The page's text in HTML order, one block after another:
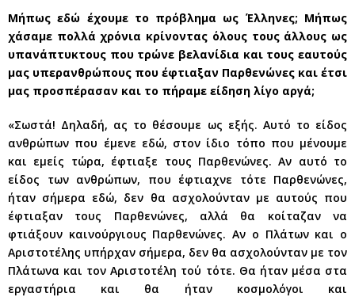
Μήπως εδώ έχουμε το πρόβλημα ως Έλληνες; Μήπως
χάσαμε πολλά χρόνια κρίνοντας όλους τους άλλους ως
υπανάπτυκτους που τρώνε βελανίδια και τους εαυτούς
μας υπερανθρώπους που έφτιαξαν Παρθενώνες και έτσι
μας προσπέρασαν και το πήραμε είδηση λίγο αργά;
«Σωστά! Δηλαδή, ας το θέσουμε ως εξής. Αυτό το είδος
ανθρώπων που έμενε εδώ, στον ίδιο τόπο που μένουμε
και εμείς τώρα, έφτιαξε τους Παρθενώνες. Αν αυτό το
είδος των ανθρώπων, που έφτιαχνε τότε Παρθενώνες,
ήταν σήμερα εδώ, δεν θα ασχολούνταν με αυτούς που
έφτιαξαν τους Παρθενώνες, αλλά θα κοίταζαν να
φτιάξουν καινούργιους Παρθενώνες. Αν ο Πλάτων και ο
Αριστοτέλης υπήρχαν σήμερα, δεν θα ασχολούνταν με τον
Πλάτωνα και τον Αριστοτέλη τού τότε. Θα ήταν μέσα στα
εργαστήρια και θα ήταν κοσμολόγοι και